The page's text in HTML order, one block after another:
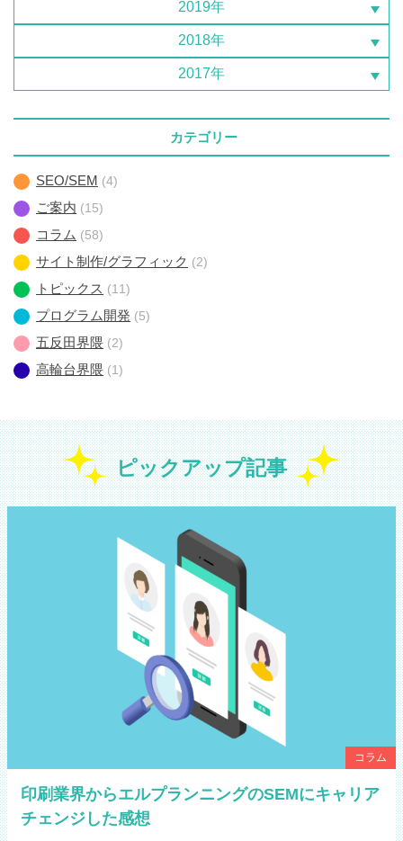
2019年
2018年
2017年
カテゴリー
SEO/SEM (4)
ご案内 (15)
コラム (58)
サイト制作/グラフィック (2)
トピックス (11)
プログラム開発 (5)
五反田界隈 (2)
高輪台界隈 (1)
ピックアップ記事
コラム
印刷業界からエルプランニングのSEMにキャリア
チェンジした感想